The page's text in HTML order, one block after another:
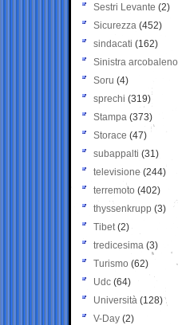
Sestri Levante (2)
Sicurezza (452)
sindacati (162)
Sinistra arcobaleno
Soru (4)
sprechi (319)
Stampa (373)
Storace (47)
subappalti (31)
televisione(244)
terremoto (402)
thyssenkrupp (3)
Tibet(2)
tredicesima (3)
Turismo (62)
Udc (64)
Università (128)
V-Day (2)